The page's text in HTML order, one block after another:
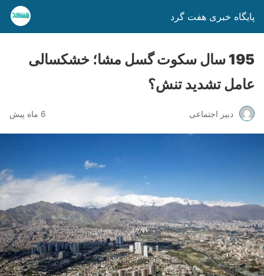
پایگاه خبری هفت گرد
195 سال سکوت گسل مشا؛ خشکسالی
عامل تشدید تنش؟
دبیر اجتماعی 6 ماه پیش